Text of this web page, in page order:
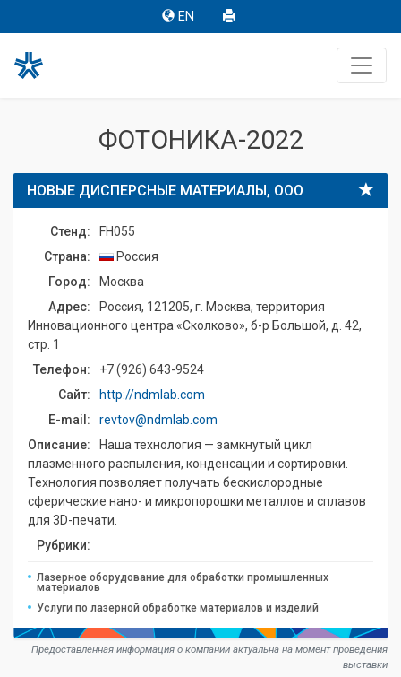
EN
ФОТОНИКА-2022
НОВЫЕ ДИСПЕРСНЫЕ МАТЕРИАЛЫ, ООО
Стенд:
FH055
Страна:
Россия
Город:
Москва
Адрес:
Россия, 121205, г. Москва, территория
Инновационного центра «Сколково», б-р Большой, д. 42,
стр. 1
Телефон:
+7 (926) 643-9524
Сайт:
http://ndmlab.com
E-mail:
revtov@ndmlab.com
Описание:
Наша технология — замкнутый цикл
плазменного распыления, конденсации и сортировки.
Технология позволяет получать бескислородные
сферические нано- и микропорошки металлов и сплавов
для 3D-печати.
Рубрики:
Лазерное оборудование для обработки промышленных
материалов
Услуги по лазерной обработке материалов и изделий
Предоставленная информация о компании актуальна на момент проведения
выставки